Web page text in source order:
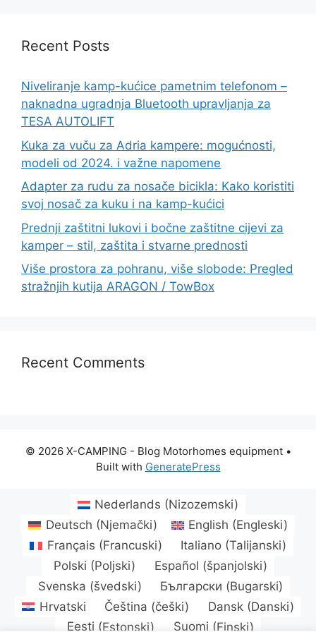
Recent Posts
Niveliranje kamp-kućice pametnim telefonom –
naknadna ugradnja Bluetooth upravljanja za
TESA AUTOLIFT
Kuka za vuču za Adria kampere: mogućnosti,
modeli od 2024. i važne napomene
Adapter za rudu za nosače bicikla: Kako koristiti
svoj nosač za kuku i na kamp-kućici
Prednji zaštitni lukovi i bočne zaštitne cijevi za
kamper – stil, zaštita i stvarne prednosti
Više prostora za pohranu, više slobode: Pregled
stražnjih kutija ARAGON / TowBox
Recent Comments
© 2026 X-CAMPING - Blog Motorhomes equipment•
Built with GeneratePress
Nederlands (Nizozemski)
Deutsch (Njemački) English (Engleski)
Français (Francuski) Italiano (Talijanski)
Polski (Poljski) Español (španjolski)
Svenska (švedski) Български (Bugarski)
Hrvatski
Čeština (češki) Dansk (Danski)
Eesti (Estonski) Suomi (Finski)